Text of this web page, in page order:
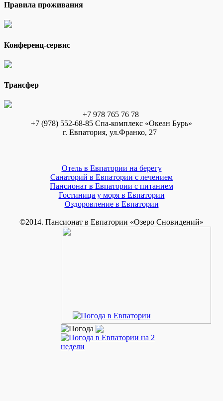
Правила проживания
Конференц-сервис
Трансфер
+7 978 765 76 78
+7 (978) 552-68-85 Спа-комплекс «Океан Бурь»
г. Евпатория, ул.Франко, 27
Отель в Евпатории на берегу
Санаторий в Евпатории с лечением
Пансионат в Евпатории с питанием
Гостиница у моря в Евпатории
Оздоровление в Евпатории
©2014. Пансионат в Евпатории «Озеро Сновидений»